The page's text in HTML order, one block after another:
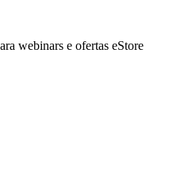
webinars e ofertas eStore